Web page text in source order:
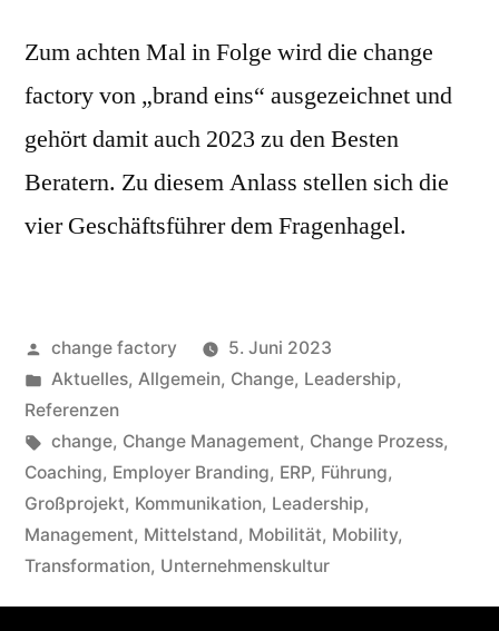
Zum achten Mal in Folge wird die change
factory von „brand eins“ ausgezeichnet und
gehört damit auch 2023 zu den Besten
Beratern. Zu diesem Anlass stellen sich die
vier Geschäftsführer dem Fragenhagel.
change factory
5. Juni 2023
Aktuelles, Allgemein, Change, Leadership,
Referenzen
change, Change Management, Change Prozess,
Coaching, Employer Branding, ERP, Führung,
Großprojekt, Kommunikation, Leadership,
Management, Mittelstand, Mobilität, Mobility,
Transformation, Unternehmenskultur